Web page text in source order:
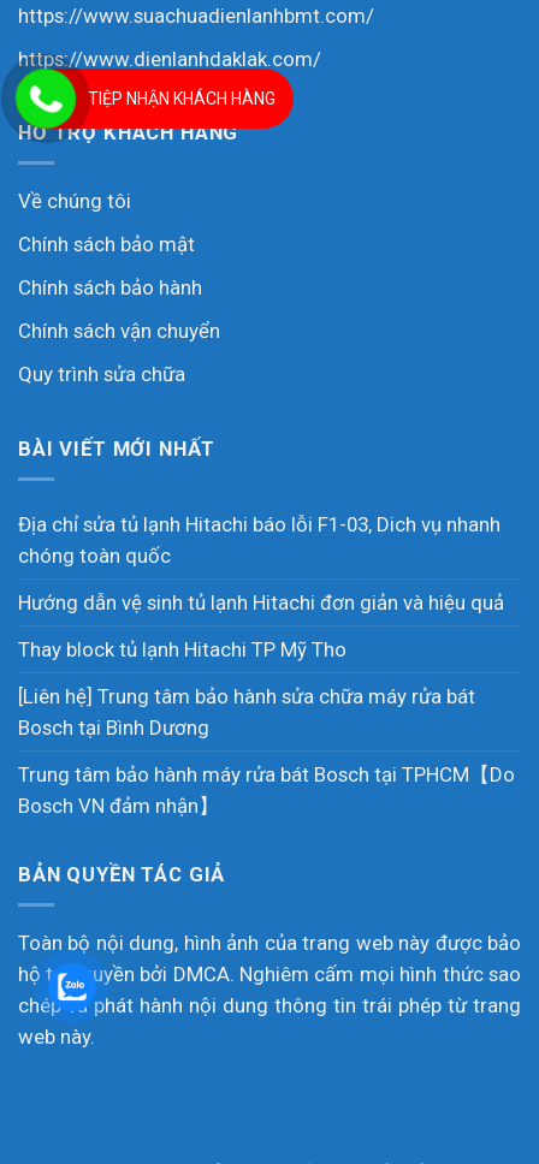
https://www.suachuadienlanhbmt.com/
https://www.dienlanhdaklak.com/
HỖ TRỢ KHÁCH HÀNG
Về chúng tôi
Chính sách bảo mật
Chính sách bảo hành
Chính sách vận chuyển
Quy trình sửa chữa
BÀI VIẾT MỚI NHẤT
Địa chỉ sửa tủ lạnh Hitachi báo lỗi F1-03, Dich vụ nhanh
chóng toàn quốc
Hướng dẫn vệ sinh tủ lạnh Hitachi đơn giản và hiệu quả
Thay block tủ lạnh Hitachi TP Mỹ Tho
[Liên hệ] Trung tâm bảo hành sửa chữa máy rửa bát
Bosch tại Bình Dương
Trung tâm bảo hành máy rửa bát Bosch tại TPHCM【Do
Bosch VN đảm nhận】
BẢN QUYỀN TÁC GIẢ
Toàn bộ nội dung, hình ảnh của trang web này được bảo
hộ tác quyền bởi DMCA. Nghiêm cấm mọi hình thức sao
chép và phát hành nội dung thông tin trái phép từ trang
web này.
TIỆP NHẬN KHÁCH HÀNG